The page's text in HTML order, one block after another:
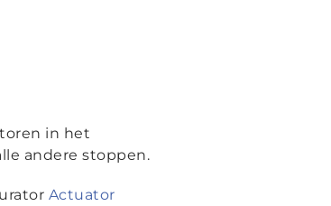
in het
andere stoppen.
Actuator